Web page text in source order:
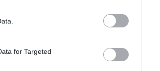
for Targeted